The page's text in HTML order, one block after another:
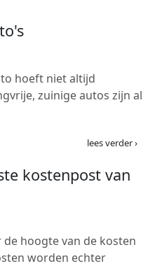
hoeft niet altijd
zuinige autos zijn al
lees verder ›
kostenpost van
hoogte van de kosten
worden echter